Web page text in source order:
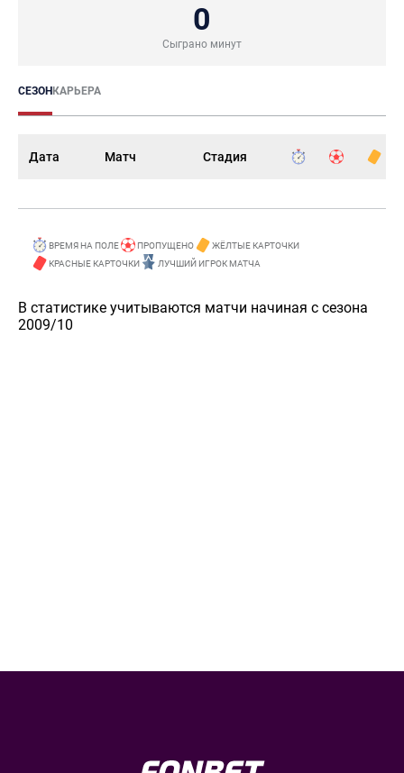
0
Сыграно минут
СЕЗОНКАРЬЕРА
Дата Матч Стадия
ВРЕМЯ НА ПОЛЕ ПРОПУЩЕНО
ЖЁЛТЫЕ КАРТОЧКИ
КРАСНЫЕ КАРТОЧКИ
ЛУЧШИЙ ИГРОК МАТЧА
В статистике учитываются матчи начиная с сезона
2009/10